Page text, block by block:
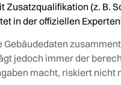
(z. B.
in der offiziellen
Gebäudedaten
jedoch immer der
macht, riskiert